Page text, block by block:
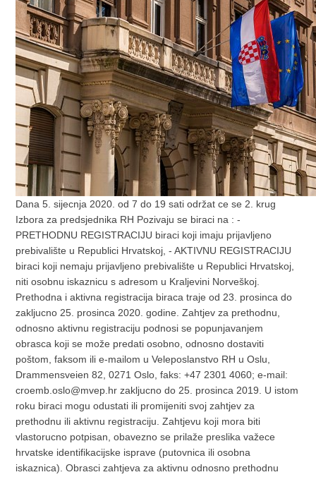
Dana 5. sijecnja 2020. od 7 do 19 sati održat ce se 2. krug
Izbora za predsjednika RH Pozivaju se biraci na : -
PRETHODNU REGISTRACIJU biraci koji imaju prijavljeno
prebivalište u Republici Hrvatskoj, - AKTIVNU REGISTRACIJU
biraci koji nemaju prijavljeno prebivalište u Republici Hrvatskoj,
niti osobnu iskaznicu s adresom u Kraljevini Norveškoj.
Prethodna i aktivna registracija biraca traje od 23. prosinca do
zakljucno 25. prosinca 2020. godine. Zahtjev za prethodnu,
odnosno aktivnu registraciju podnosi se popunjavanjem
obrasca koji se može predati osobno, odnosno dostaviti
poštom, faksom ili e-mailom u Veleposlanstvo RH u Oslu,
Drammensveien 82, 0271 Oslo, faks: +47 2301 4060; e-mail:
croemb.oslo@mvep.hr zakljucno do 25. prosinca 2019. U istom
roku biraci mogu odustati ili promijeniti svoj zahtjev za
prethodnu ili aktivnu registraciju. Zahtjevu koji mora biti
vlastorucno potpisan, obavezno se prilaže preslika važece
hrvatske identifikacijske isprave (putovnica ili osobna
iskaznica). Obrasci zahtjeva za aktivnu odnosno prethodnu